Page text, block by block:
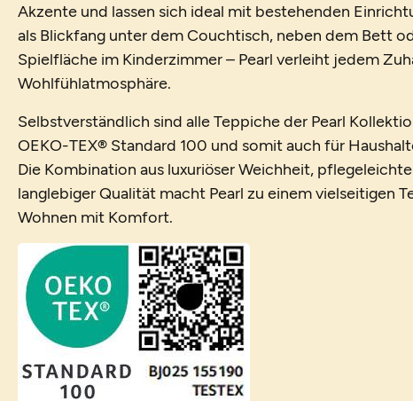
Akzente und lassen sich ideal mit bestehenden
als Blickfang unter dem Couchtisch, neben dem Bett
Spielfläche im Kinderzimmer – Pearl verleiht jedem
Wohlfühlatmosphäre.
Selbstverständlich sind alle Teppiche der Pearl
OEKO-TEX® Standard 100 und somit auch für
Die Kombination aus luxuriöser Weichheit,
langlebiger Qualität macht Pearl zu einem vielseitigen
Wohnen mit Komfort.